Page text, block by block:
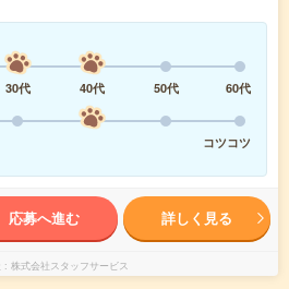
30代 40代 50代
60代
コツコツ
応募へ進む 詳しく見る
株式会社スタッフサービス